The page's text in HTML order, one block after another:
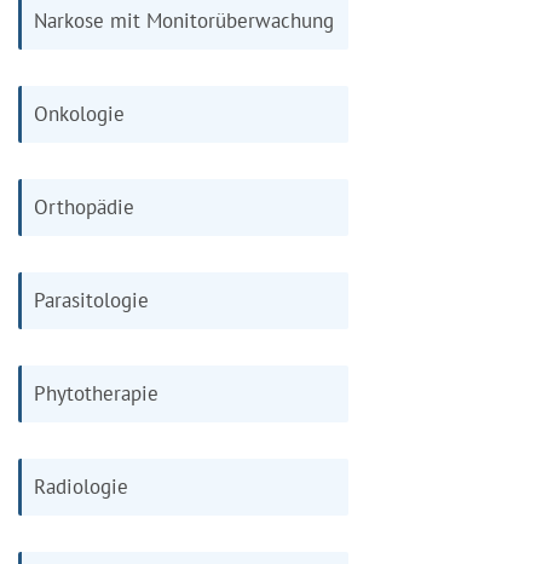
Narkose mit Monitorüberwachung
Onkologie
Orthopädie
Parasitologie
Phytotherapie
Radiologie